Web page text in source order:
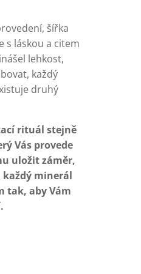
šířka
s láskou a citem
lehkost,
každý
druhý
rituál stejně
Vás provede
uložit záměr,
minerál
tak, aby Vám